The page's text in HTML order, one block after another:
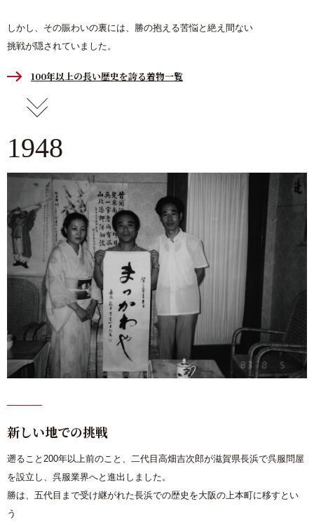
しかし、その賑わいの裏には、勝の抱える苦悩と絶え間ない
挑戦が隠されていました。
100年以上の長い歴史を誇る着物一覧
1948
新しい地での挑戦
遡ること200年以上前のこと、二代目高畑吉次郎が滋賀県長浜で呉服問屋
を設立し、呉服業界へと進出しました。
勝は、五代目まで受け継がれた長浜での歴史を大阪の上本町に移すとい
う